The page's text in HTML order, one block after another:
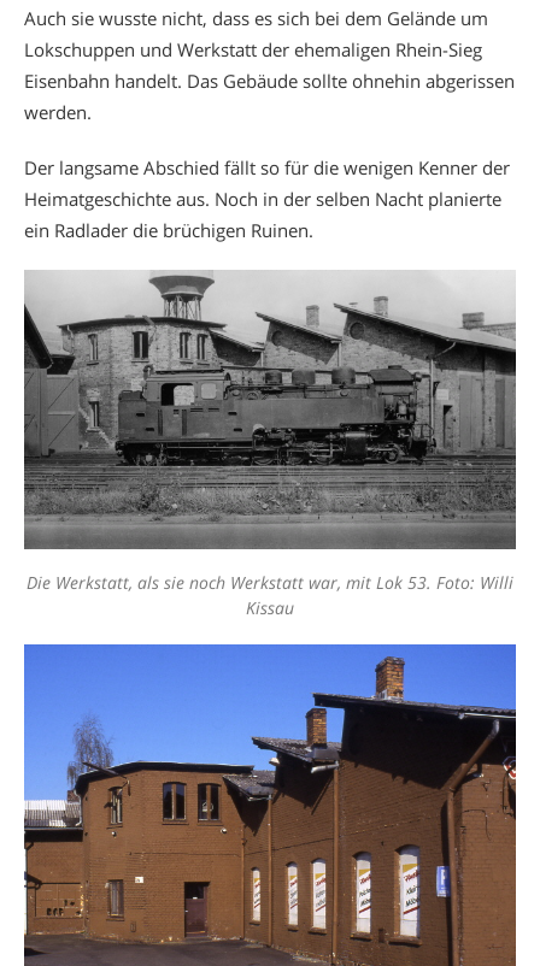
Auch sie wusste nicht, dass es sich bei dem Gelände um
Lokschuppen und Werkstatt der ehemaligen Rhein-Sieg
Eisenbahn handelt. Das Gebäude sollte ohnehin abgerissen
werden.
Der langsame Abschied fällt so für die wenigen Kenner der
Heimatgeschichte aus. Noch in der selben Nacht planierte
ein Radlader die brüchigen Ruinen.
Die Werkstatt, als sie noch Werkstatt war, mit Lok 53. Foto: Willi
Kissau